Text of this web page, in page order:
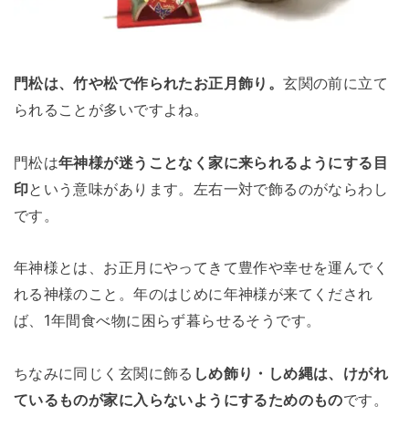
門松は、竹や松で作られたお正月飾り。玄関の前に立て
られることが多いですよね。
門松は年神様が迷うことなく家に来られるようにする目
印という意味があります。左右一対で飾るのがならわし
です。
年神様とは、お正月にやってきて豊作や幸せを運んでく
れる神様のこと。年のはじめに年神様が来てくだされ
ば、1年間食べ物に困らず暮らせるそうです。
ちなみに同じく玄関に飾る しめ飾り・しめ縄は、けがれ
ているものが家に入らないようにするためのものです。